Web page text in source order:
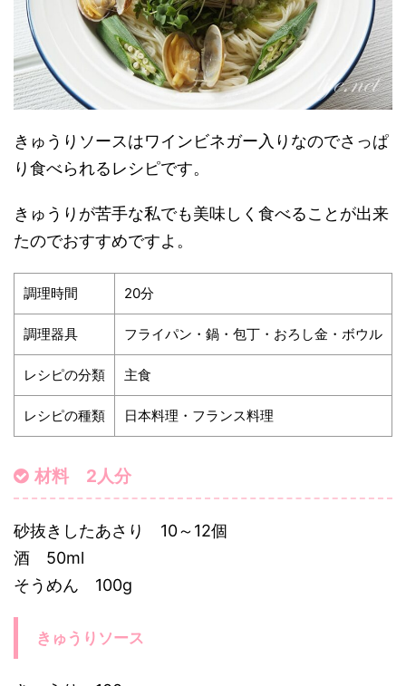
きゅうりソースはワインビネガー入りなのでさっぱ
り食べられるレシピです。
きゅうりが苦手な私でも美味しく食べることが出来
たのでおすすめですよ。
調理時間 20分
調理器具 フライパン・鍋・包丁・おろし金・ボウル
レシピの分類 主食
レシピの種類 日本料理・フランス料理
材料 2人分
砂抜きしたあさり 10～12個
酒 50ml
そうめん 100g
きゅうりソース